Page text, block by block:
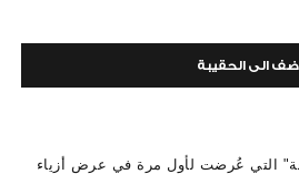
الى الحقيبة
التي عُرضت لأول مرة في عرض أزياء